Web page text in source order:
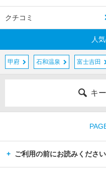
クチコミ
人
甲府 石和温泉 富士吉田
キ
ご利用の前にお読みください